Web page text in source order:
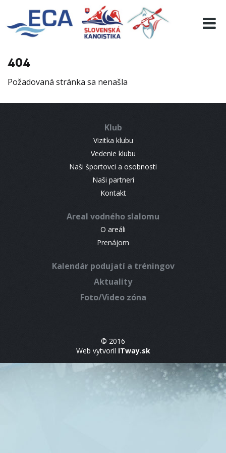
404
Požadovaná stránka sa nenašla
Klub
Vizitka klubu
Vedenie klubu
Naši športovci a osobnosti
Naši partneri
Kontakt
Areal vodného slalomu
O areáli
Prenájom
Kalendár podujatí a tréningov
Aktuality
Foto/Video zóna
© 2016
Web vytvoril ITway.sk
EURO 19
INFO
RESULTS
CONTACT